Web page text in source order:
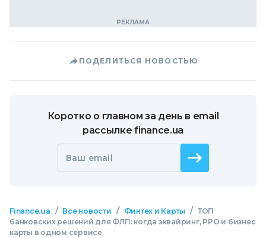
ПОДЕЛИТЬСЯ НОВОСТЬЮ
Коротко о главном за день в email
рассылке finance.ua
Ваш email
Finance.ua / Все новости / Финтех и Карты / ТОП
банковских решений для ФЛП: когда эквайринг, РРО и бизнес
карты в одном сервисе